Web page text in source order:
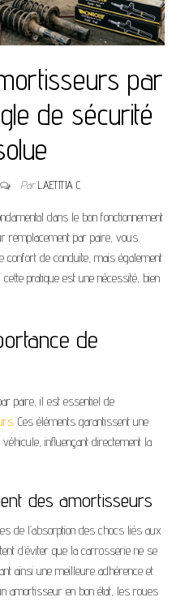
par
de sécurité
ParLAETITIA C
dans le bon fonctionnement
remplacement par paire, vous
confort de conduite, mais également
pratique est une nécessité, bien
de
paire, il est essentiel de
. Ces éléments garantissent une
influençant directement la
des amortisseurs
de l’absorption des chocs liés aux
d’éviter que la carrosserie ne se
ainsi une meilleure adhérence et
amortisseur en bon état, les roues